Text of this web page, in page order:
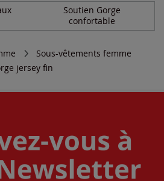
Soutien Gorge
confortable
Sous-vêtements femme
jersey fin